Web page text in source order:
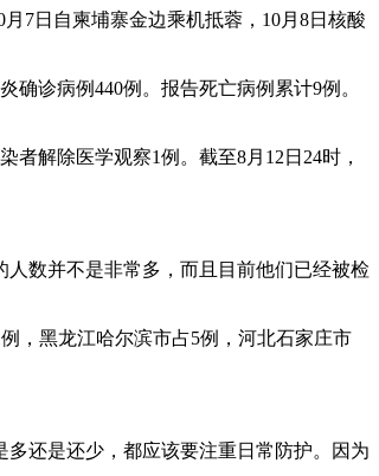
7日自柬埔寨金边乘机抵蓉，10月8日核酸
诊病例440例。报告死亡病例累计9例。
解除医学观察1例。截至8月12日24时，
数并不是非常多，而且目前他们已经被检
，黑龙江哈尔滨市占5例，河北石家庄市
还是还少，都应该要注重日常防护。因为